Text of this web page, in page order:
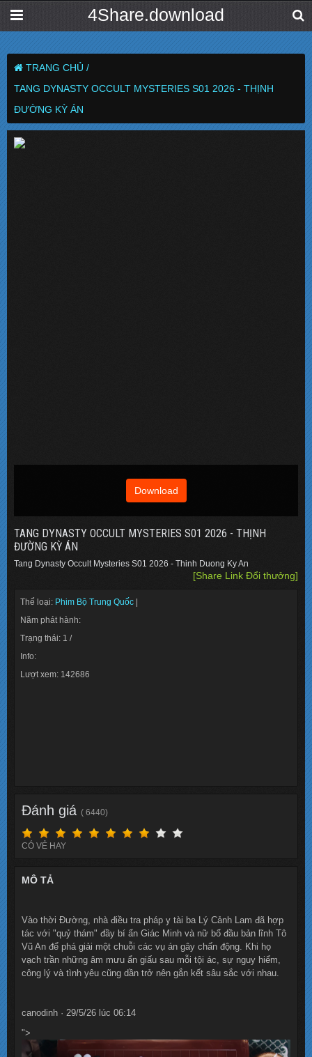
4Share.download
TRANG CHỦ /
TANG DYNASTY OCCULT MYSTERIES S01 2026 - THỊNH
ĐƯỜNG KỲ ÁN
Download
TANG DYNASTY OCCULT MYSTERIES S01 2026 - THỊNH
ĐƯỜNG KỲ ÁN
Tang Dynasty Occult Mysteries S01 2026 - Thinh Duong Ky An
[Share Link Đổi thưởng]
Thể loại: Phim Bộ Trung Quốc
Năm phát hành:
Trạng thái: 1 /
Info:
Lượt xem: 142686
Đánh giá ( 6440)
CÓ VẺ HAY
MÔ TẢ
Vào thời Đường, nhà điều tra pháp y tài ba Lý Cảnh Lam đã hợp
tác với "quỷ thám" đầy bí ẩn Giác Minh và nữ bổ đầu bản lĩnh Tô
Vũ An để phá giải một chuỗi các vụ án gây chấn động. Khi họ
vạch trần những âm mưu ẩn giấu sau mỗi tội ác, sự nguy hiểm,
công lý và tình yêu cũng dần trở nên gắn kết sâu sắc với nhau.
canodinh · 29/5/26 lúc 06:14
">